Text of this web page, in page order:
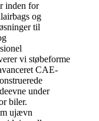
inden for
og
til
vi støbeforme
CAE-
under
biler.
ujævn